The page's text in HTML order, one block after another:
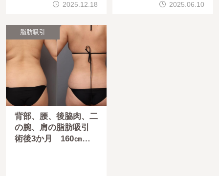
2025.12.18 2025.06.10
脂肪吸引
背部、腰、後脇肉、二
の腕、肩の脂肪吸引
術後3か月 160㎝ 6